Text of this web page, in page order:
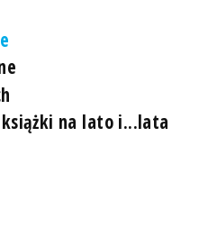
na lato i...lata